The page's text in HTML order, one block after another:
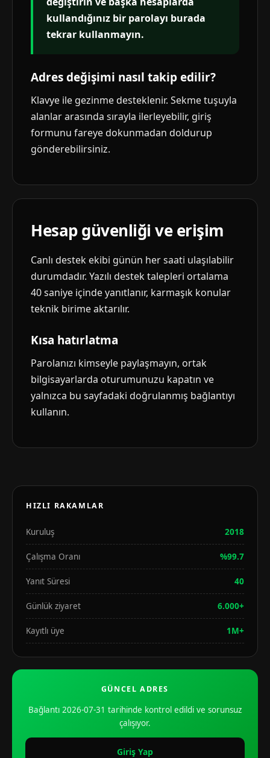
kullandığınız bir parolayı burada
tekrar kullanmayın.
Adres değişimi nasıl takip edilir?
Klavye ile gezinme desteklenir. Sekme tuşuyla
alanlar arasında sırayla ilerleyebilir, giriş
formunu fareye dokunmadan doldurup
gönderebilirsiniz.
Hesap güvenliği ve erişim
Canlı destek ekibi günün her saati ulaşılabilir
durumdadır. Yazılı destek talepleri ortalama
40 saniye içinde yanıtlanır, karmaşık konular
teknik birime aktarılır.
Kısa hatırlatma
Parolanızı kimseyle paylaşmayın, ortak
bilgisayarlarda oturumunuzu kapatın ve
yalnızca bu sayfadaki doğrulanmış bağlantıyı
kullanın.
HIZLI RAKAMLAR
Kuruluş 2018
Çalışma Oranı %99.7
Yanıt Süresi 40
Günlük ziyaret 6.000+
Kayıtlı üye 1M+
GÜNCEL ADRES
Bağlantı 2026-07-31 tarihinde kontrol edildi ve sorunsuz
çalışıyor.
Giriş Yap